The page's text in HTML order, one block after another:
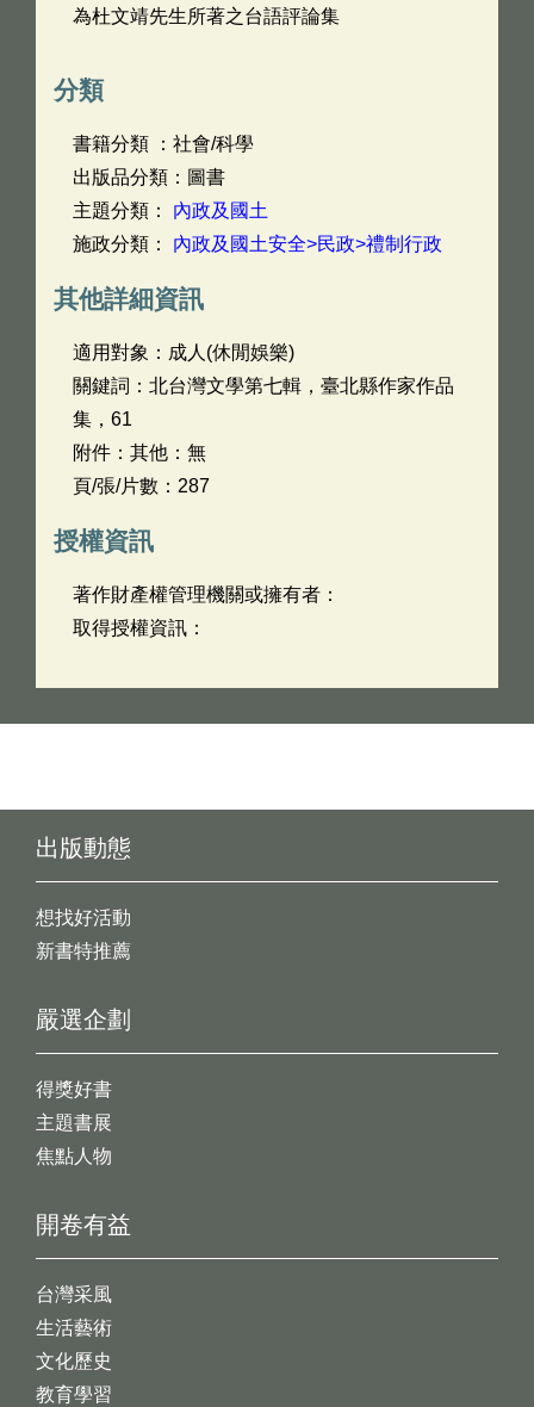
為杜文靖先生所著之台語評論集
分類
書籍分類 ：社會/科學
出版品分類：圖書
主題分類： 內政及國土
施政分類： 內政及國土安全>民政>禮制行政
其他詳細資訊
適用對象：成人(休閒娛樂)
關鍵詞：北台灣文學第七輯，臺北縣作家作品
集，61
附件：其他：無
頁/張/片數：287
授權資訊
著作財產權管理機關或擁有者：
取得授權資訊：
出版動態
想找好活動
新書特推薦
開卷有益
台灣采風
生活藝術
文化歷史
教育學習
嚴選企劃
得獎好書
主題書展
焦點人物